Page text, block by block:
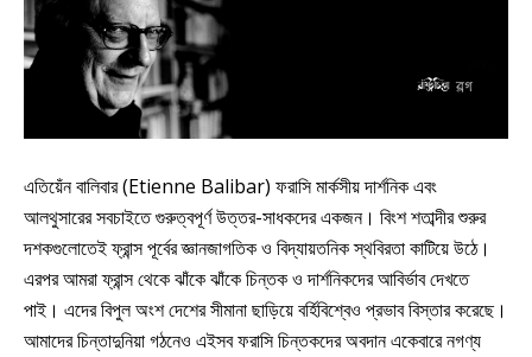
এতিয়েঁন বালিবার (Etienne Balibar) ফরাসি মার্কসীয় দার্শনিক এবং
আলথুসারের সবচাইতে গুরুত্বপূর্ণ উত্তর-সাধকদের একজন। বিংশ শতাব্দীর শুরুর
দশকগুলোতেই ফ্রান্স পূর্বের জ্ঞানজাগতিক ও বিদ্যায়তনিক স্থবিরতা কাটিয়ে উঠে।
এরপর আমরা ফ্রান্স থেকে ঝাঁকে ঝাঁকে চিন্তক ও দার্শনিকদের আবির্ভাব দেখতে
পাই। এদের বিপুল অংশ দেশের সীমানা ছাড়িয়ে বর্হিবিশ্বেও প্রভাব বিস্তার করেছে।
আমাদের চিন্তাদুনিয়া গঠনেও এইসব ফরাসি চিন্তকদের অবদান একেবারে নগণ্য